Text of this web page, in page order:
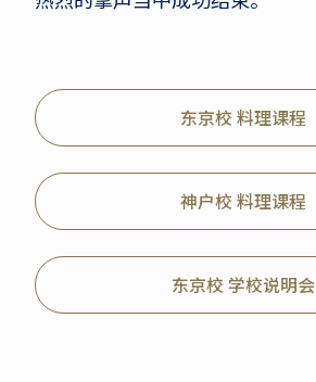
东京校 料理课程
神户校 料理课程
东京校 学校说明会